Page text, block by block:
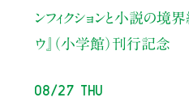
ンフィクションと小説の境界
ウ』（小学館）刊行記念
08/27 Thu